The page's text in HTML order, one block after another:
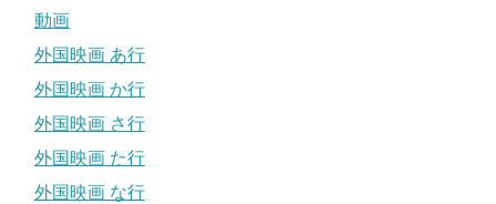
動画
外国映画 あ行
外国映画 か行
外国映画 さ行
外国映画 た行
外国映画 な行